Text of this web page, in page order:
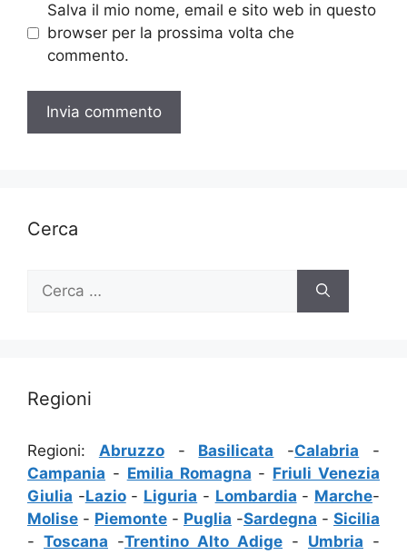
Salva il mio nome, email e sito web in questo
browser per la prossima volta che
commento.
Cerca
per:
Regioni
Regioni: Abruzzo- Basilicata -Calabria -
Campania - Emilia Romagna - Friuli Venezia
Giulia -Lazio- Liguria - Lombardia - Marche-
Molise - Piemonte - Puglia -Sardegna - Sicilia
- Toscana -Trentino Alto Adige - Umbria -